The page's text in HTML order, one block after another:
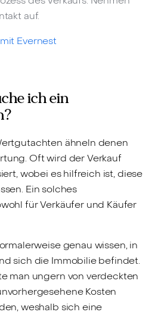
auf.
Evernest
ich ein
ähneln denen
Oft wird der Verkauf
wobei es hilfreich ist, diese
Ein solches
für Verkäufer und Käufer
genau wissen, in
sich die Immobilie befindet.
man ungern von verdeckten
Kosten
weshalb sich eine